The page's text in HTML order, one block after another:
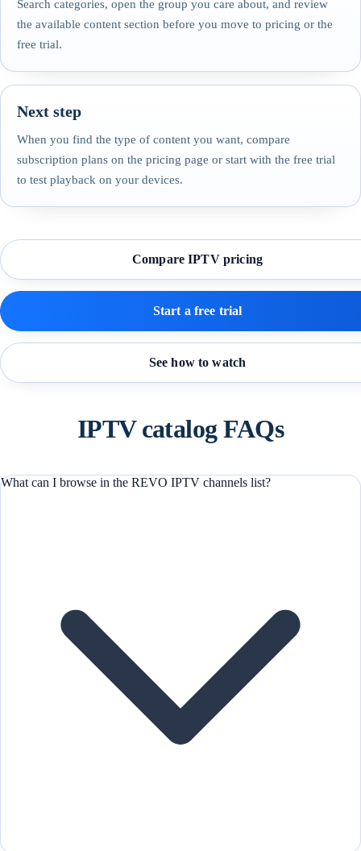
Search categories, open the group you care about, and review
the available content section before you move to pricing or the
free trial.
Next step
When you find the type of content you want, compare
subscription plans on the pricing page or start with the free trial
to test playback on your devices.
Compare IPTV pricing
Start a free trial
See how to watch
IPTV catalog FAQs
What can I browse in the REVO IPTV channels list?